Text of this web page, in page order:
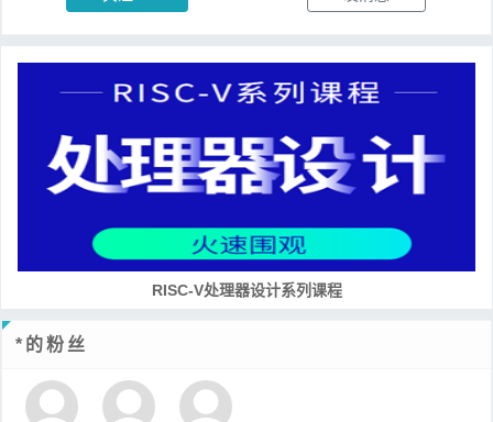
RISC-V处理器设计系列课程
*的粉丝